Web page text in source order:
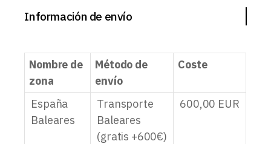
Información de envío
Nombre de
zona
Método de
envío
Coste
España
Baleares
Transporte
Baleares
(gratis +600€)
600,00 EUR